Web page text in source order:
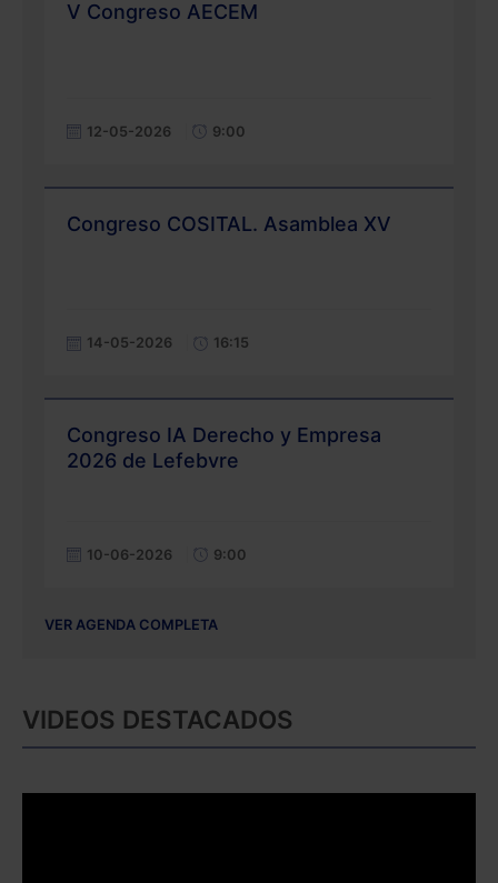
V Congreso AECEM
12-05-2026 9:00
Congreso COSITAL. Asamblea XV
14-05-2026 16:15
Congreso IA Derecho y Empresa
2026 de Lefebvre
10-06-2026 9:00
VER AGENDA COMPLETA
VIDEOS DESTACADOS